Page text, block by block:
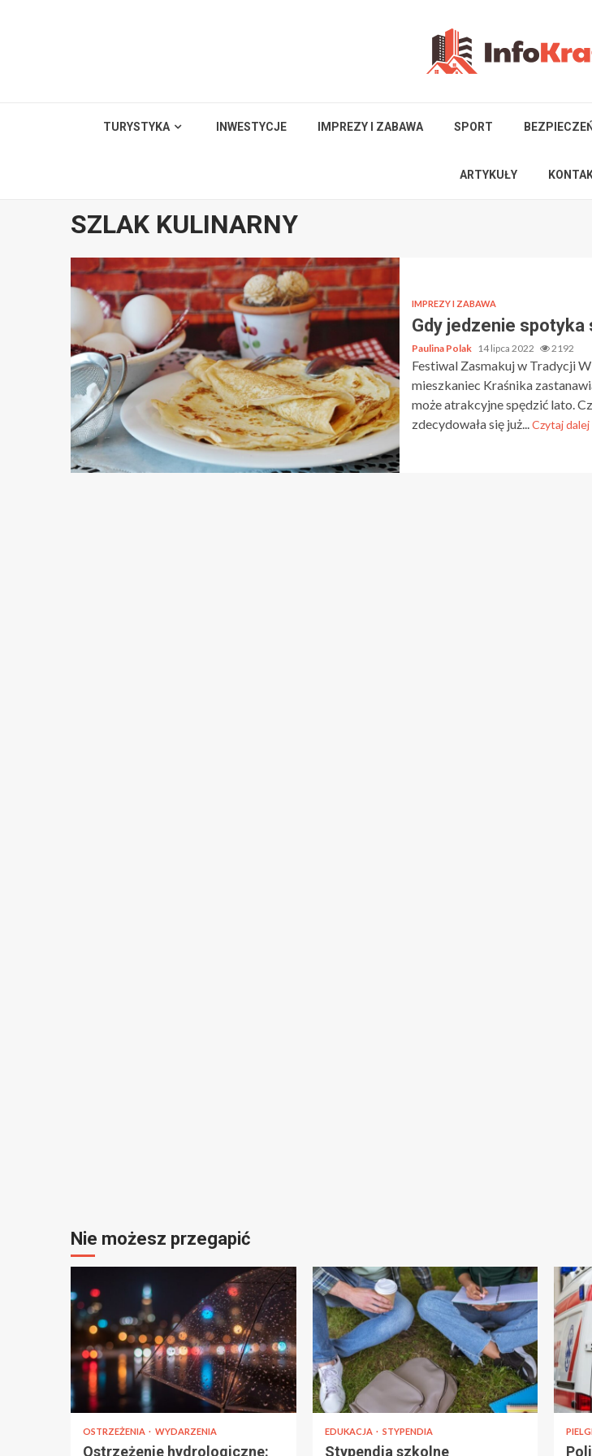
TURYSTYKA INWESTYCJE IMPREZY I ZABAWA SPORT
ARTYKUŁY
SZLAK KULINARNY
IMPREZY I ZABAWA
Gdy jedzenie spotyka
Paulina Polak 14 lipca 2022 2192
Festiwal Zasmakuj w Tradycji
mieszkaniec Kraśnika
może atrakcyjne spędzić lato.
zdecydowała się już... Czytaj dalej
Nie możesz przegapić
OSTRZEŻENIA WYDARZENIA
Ostrzeżenie hydrologiczne:
EDUKACJA STYPENDIA
Stypendia szkolne